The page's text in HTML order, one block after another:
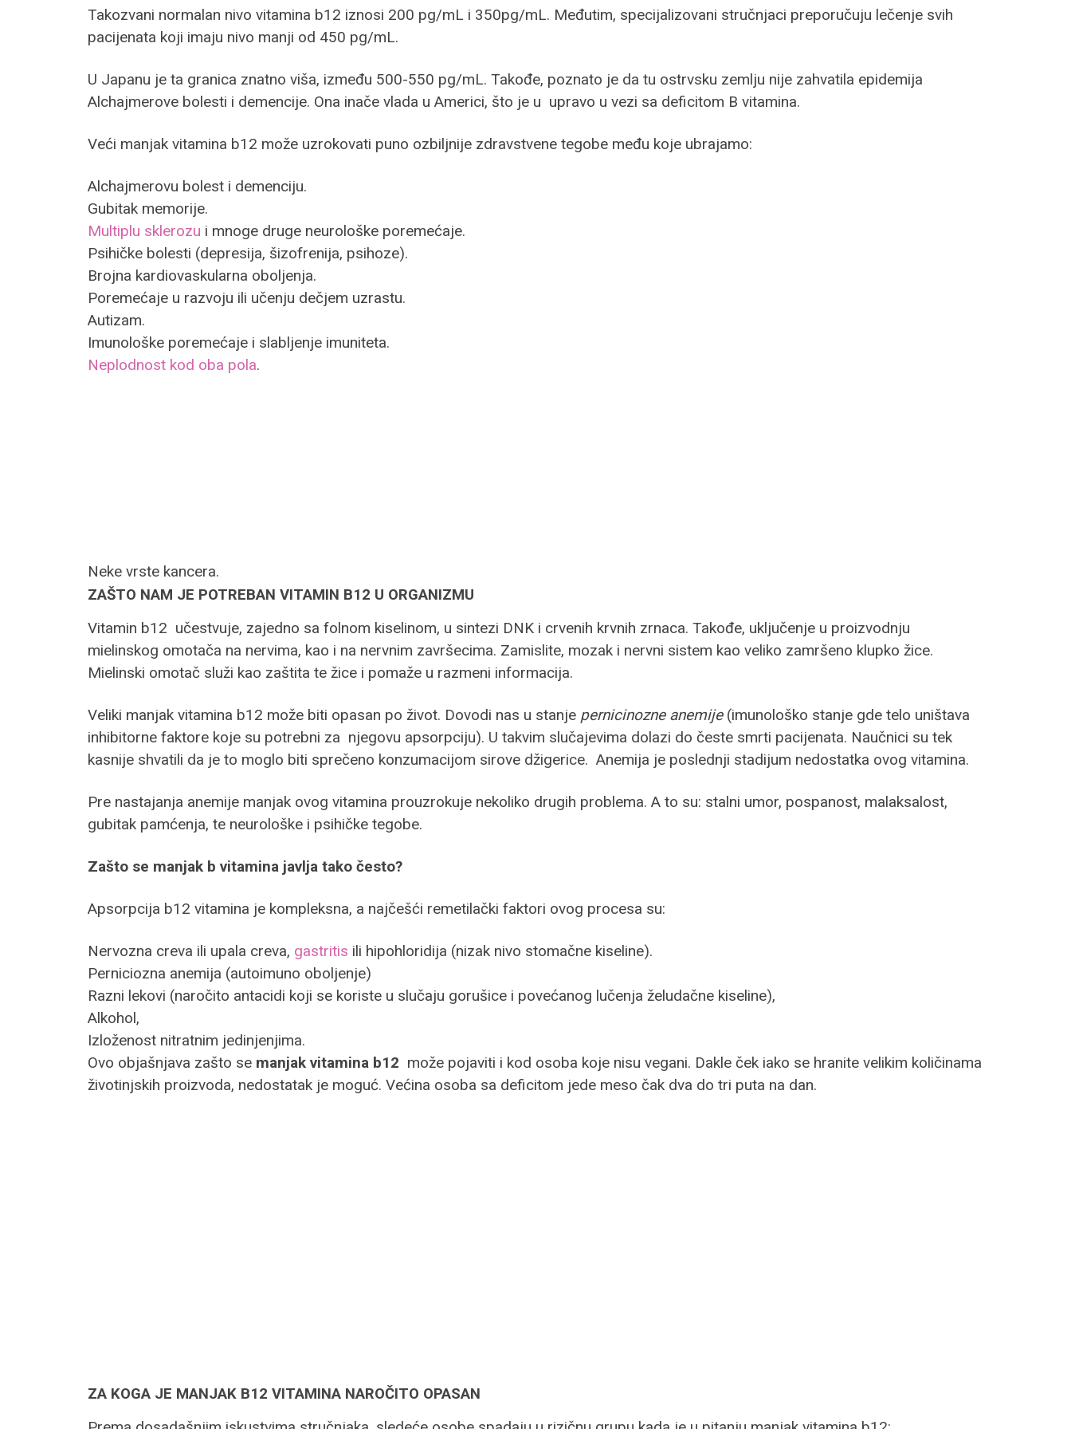
Takozvani normalan nivo vitamina b12 iznosi 200 pg/mL i 350pg/mL. Međutim, specijalizovani stručnjaci preporučuju lečenje svih
pacijenata koji imaju nivo manji od 450 pg/mL.
U Japanu je ta granica znatno viša, između 500-550 pg/mL. Takođe, poznato je da tu ostrvsku zemlju nije zahvatila epidemija
Alchajmerove bolesti i demencije. Ona inače vlada u Americi, što je u upravo u vezi sa deficitom B vitamina.
Veći manjak vitamina b12 može uzrokovati puno ozbiljnije zdravstvene tegobe među koje ubrajamo:
Alchajmerovu bolest i demenciju.
Gubitak memorije.
Multiplu sklerozu i mnoge druge neurološke poremećaje.
Psihičke bolesti (depresija, šizofrenija, psihoze).
Brojna kardiovaskularna oboljenja.
Poremećaje u razvoju ili učenju dečjem uzrastu.
Autizam.
Imunološke poremećaje i slabljenje imuniteta.
Neplodnost kod oba pola.
Neke vrste kancera.
ZAŠTO NAM JE POTREBAN VITAMIN B12 U ORGANIZMU
Vitamin b12 učestvuje, zajedno sa folnom kiselinom, u sintezi DNK i crvenih krvnih zrnaca. Takođe, uključenje u proizvodnju
mielinskog omotača na nervima, kao i na nervnim završecima. Zamislite, mozak i nervni sistem kao veliko zamršeno klupko žice.
Mielinski omotač služi kao zaštita te žice i pomaže u razmeni informacija.
Veliki manjak vitamina b12 može biti opasan po život. Dovodi nas u stanje pernicinozne anemije(imunološko stanje gde telo uništava
inhibitorne faktore koje su potrebni za njegovu apsorpciju). U takvim slučajevima dolazi do česte smrti pacijenata. Naučnici su tek
kasnije shvatili da je to moglo biti sprečeno konzumacijom sirove džigerice. Anemija je poslednji stadijum nedostatka ovog vitamina.
Pre nastajanja anemije manjak ovog vitamina prouzrokuje nekoliko drugih problema. A to su: stalni umor, pospanost, malaksalost,
gubitak pamćenja, te neurološke i psihičke tegobe.
Zašto se manjak b vitamina javlja tako često?
Apsorpcija b12 vitamina je kompleksna, a najčešći remetilački faktori ovog procesa su:
Nervozna creva ili upala creva, gastritis ili hipohloridija (nizak nivo stomačne kiseline).
Perniciozna anemija (autoimuno oboljenje)
Razni lekovi (naročito antacidi koji se koriste u slučaju gorušice i povećanog lučenja želudačne kiseline),
Alkohol,
Izloženost nitratnim jedinjenjima.
Ovo objašnjava zašto se manjak vitamina b12 može pojaviti i kod osoba koje nisu vegani. Dakle ček iako se hranite velikim količinama
životinjskih proizvoda, nedostatak je moguć. Većina osoba sa deficitom jede meso čak dva do tri puta na dan.
ZA KOGA JE MANJAK B12 VITAMINA NAROČITO OPASAN